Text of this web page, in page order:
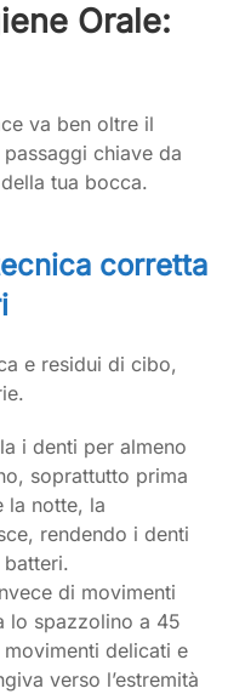
Orale:
va ben oltre il
chiave da
tua bocca.
corretta
e residui di cibo,
i denti per almeno
soprattutto prima
la notte, la
rendendo i denti
batteri.
di movimenti
lo spazzolino a 45
delicati e
verso l’estremità